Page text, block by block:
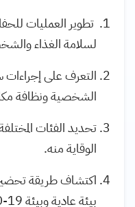
تطوير العمليات
لسلامة الغذاء
التعرف على إجراءات
الشخصية ونظافة
تحديد الفئات
الوقاية منه.
اكتشاف طريقة
بيئة عادية وبيئة COVID-19.